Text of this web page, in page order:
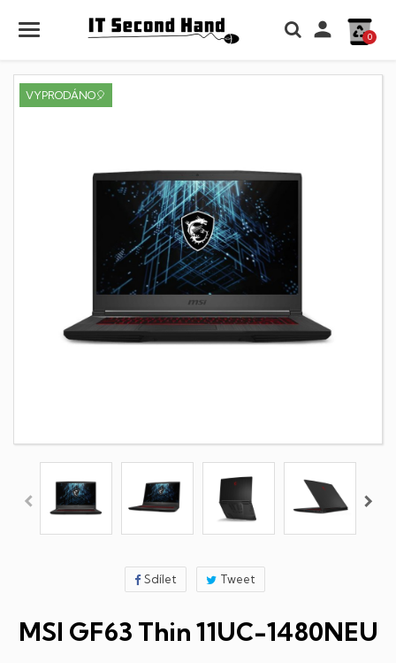
 0
VYPRODÁNO🎈
Sdílet Tweet
MSI GF63 Thin 11UC-1480NEU